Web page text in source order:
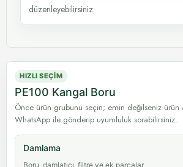
düzenleyebilirsiniz.
HIZLI SEÇIM
PE100 Kangal Boru
Önce ürün grubunu seçin; emin değilseniz ürün
WhatsApp ile gönderip uyumluluk sorabilirsiniz.
Damlama
Boru, damlatıcı, filtre ve ek parçalar